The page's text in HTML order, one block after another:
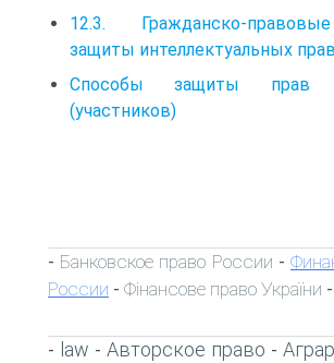
12.3. Гражданско-
защиты интеллектуальных прав
Способы защиты прав
(участников)
- Банковское право России -
России - Фінансове право України -
- law - Авторское право -